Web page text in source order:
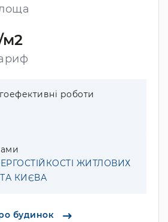
м2
роботи
ЖИТЛОВИХ
КИЄВА
будинок